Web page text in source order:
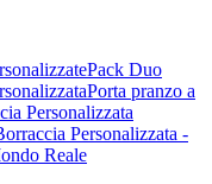
Pack Duo
Porta pranzo a
Personalizzata
Personalizzata -
Reale